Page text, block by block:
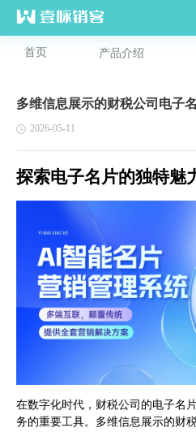
首页 产品介绍
多维信息展示的财税公司电子
2026-05-11
探索电子名片的独特魅
在数字化时代，财税公司的电子名
务的重要工具。多维信息展示的财